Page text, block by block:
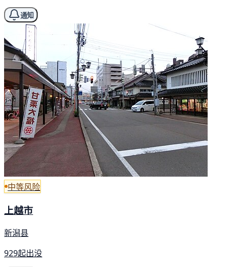
通知
中等风险
上越市
新潟县
929起出没